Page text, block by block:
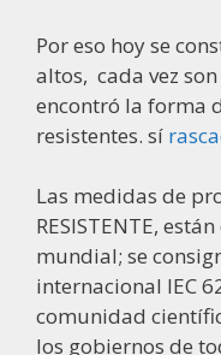
Por eso hoy se
altos, cada vez
encontró la forma
resistentes. sí
Las medidas de
RESISTENTE,
mundial; se
internacional IEC
comunidad
los gobiernos de